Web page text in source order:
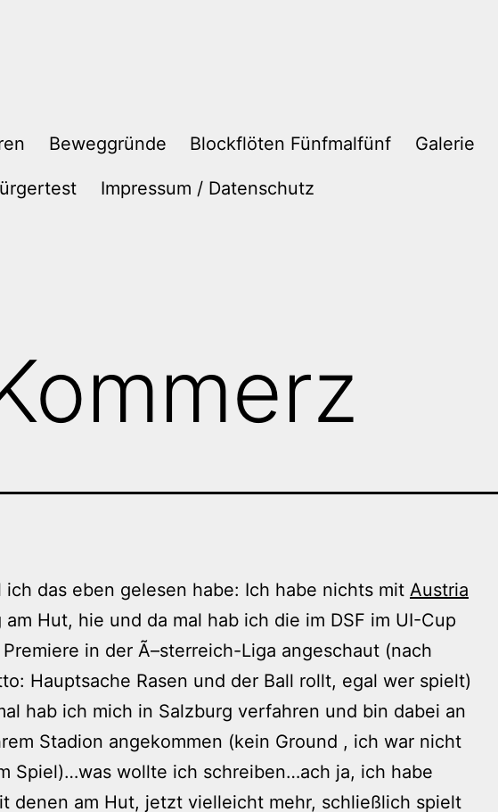
Beweggründe Blockflöten Fünfmalfünf Galerie
Impressum / Datenschutz
ich das eben gelesen habe: Ich habe nichts mit Austria
am Hut, hie und da mal hab ich die im DSF im UI-Cup
in der Ã–sterreich-Liga angeschaut (nach
Hauptsache Rasen und der Ball rollt, egal wer spielt)
hab ich mich in Salzburg verfahren und bin dabei an
Stadion angekommen (kein Ground , ich war nicht
Spiel)…was wollte ich schreiben…ach ja, ich habe
denen am Hut, jetzt vielleicht mehr, schließlich spielt